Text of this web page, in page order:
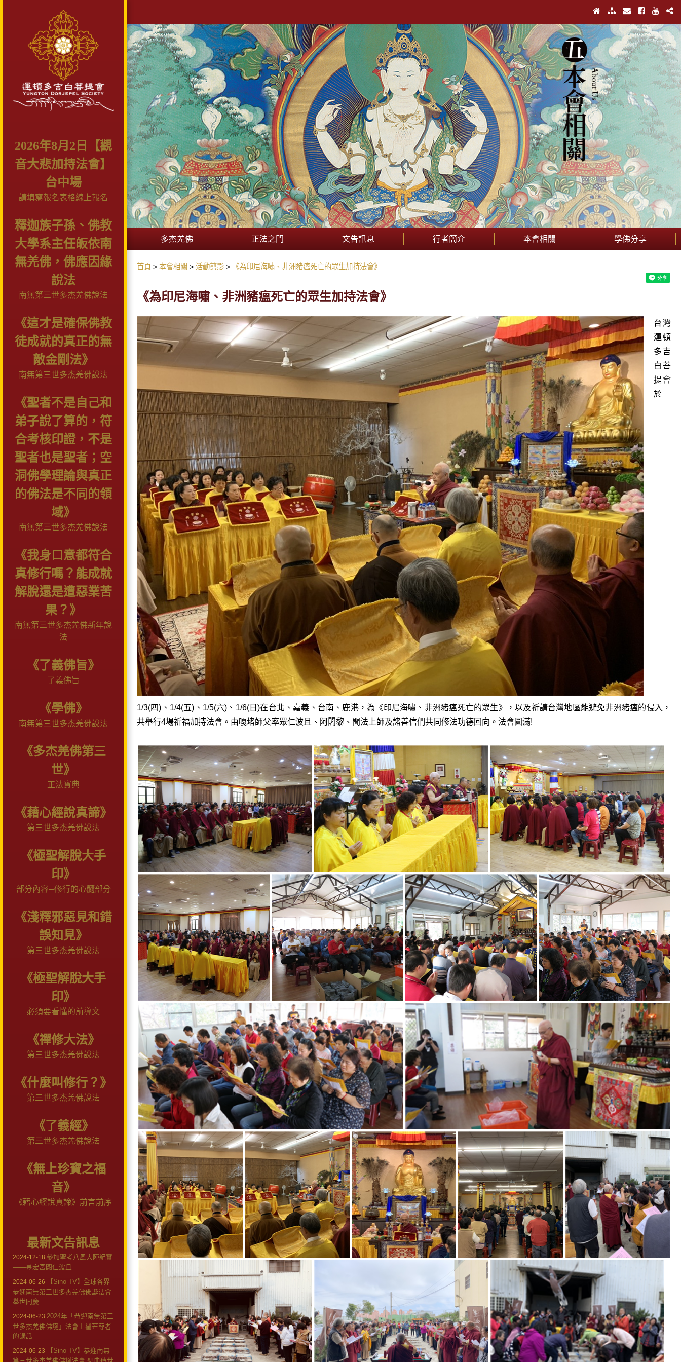
2026年8月2日【觀
音大悲加持法會】
台中場
請填寫報名表格線上報名
釋迦族子孫、佛教
大學系主任皈依南
無羌佛，佛應因緣
說法
南無第三世多杰羌佛說法
《這才是確保佛教
徒成就的真正的無
敵金剛法》
南無第三世多杰羌佛說法
《聖者不是自己和
弟子說了算的，符
合考核印證，不是
聖者也是聖者；空
洞佛學理論與真正
的佛法是不同的領
域》
南無第三世多杰羌佛說法
《我身口意都符合
真修行嗎？能成就
解脫還是遭惡業苦
果？》
南無第三世多杰羌佛新年說
法
《了義佛旨》
了義佛旨
《學佛》
南無第三世多杰羌佛說法
《多杰羌佛第三
世》
正法寶典
《藉心經說真諦》
第三世多杰羌佛說法
《極聖解脫大手
印》
部分內容─修行的心髓部分
《淺釋邪惡見和錯
誤知見》
第三世多杰羌佛說法
《極聖解脫大手
印》
必須要看懂的前導文
《禪修大法》
第三世多杰羌佛說法
《什麼叫修行？》
第三世多杰羌佛說法
《了義經》
第三世多杰羌佛說法
《無上珍寶之福
音》
《藉心經說真諦》前言前序
最新文告訊息
2024-12-18 參加聖考八風大陣紀實
——昱宏宮闕仁波且
2024-06-26
【Sino-TV】全球各界
恭迎南無第三世多杰羌佛佛誕法會
舉世同慶
2024-06-23 2024年「恭迎南無第三
世多杰羌佛佛誕」法會上翟芒尊者
的講話
2024-06-23
【Sino-TV】恭迎南無
多杰羌佛 正法之門 文告訊息 行者簡介 本會相關 學佛分享
首頁 本會相關 活動剪影 《為印尼海嘯、非洲豬瘟死亡的眾生加持法會》
《為印尼海嘯、非洲豬瘟死亡的眾生加持法會》
台灣
運頓
多吉
白菩
提會
於
1/3(四)、1/4(五)、1/5(六)、1/6(日)在台北、嘉義、台南、鹿港，為《印尼海嘯、非洲豬瘟死亡的眾生》，以及祈請台灣地區能避免非洲豬瘟的侵入，
共舉行4場祈福加持法會。由嘎堵師父率眾仁波且、阿闍黎、聞法上師及諸善信們共同修法功德回向。法會圓滿!